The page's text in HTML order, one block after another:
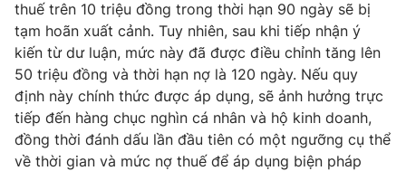
VTV4 Vươn mình bằng AI
VTV9 VTV8
Liên hệ tòa soạn English
thuế trên 10 triệu đồng trong thời hạn 90 ngày sẽ bị
tạm hoãn xuất cảnh. Tuy nhiên, sau khi tiếp nhận ý
kiến từ dư luận, mức này đã được điều chỉnh tăng lên
50 triệu đồng và thời hạn nợ là 120 ngày. Nếu quy
định này chính thức được áp dụng, sẽ ảnh hưởng trực
tiếp đến hàng chục nghìn cá nhân và hộ kinh doanh,
đồng thời đánh dấu lần đầu tiên có một ngưỡng cụ thể
về thời gian và mức nợ thuế để áp dụng biện pháp